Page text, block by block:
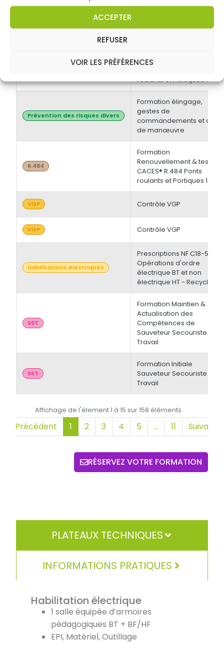
ACCEPTER
REFUSER
VOIR LES PRÉFÉRENCES
Manoeuvre -
Formation Initiale & tests
roulants et Portiques 1
Prévention des risques divers
Formation élingage,
gestes de
commandements et chef
de manœuvre
R.484
Formation
Renouvellement & tests
CACES® R.484 Ponts
roulants et Portiques 1
VGP Contrôle VGP
VGP Contrôle VGP
Habilitations électriques
Prescriptions NF C18-510 -
Opérations d'ordre
électrique BT et non
électrique HT - Recyclage
SST
Formation Maintien &
Actualisation des
Compétences de
Sauveteur Secouriste du
Travail
SST
Formation Initiale
Sauveteur Secouriste du
Travail
Affichage de l'élement 1 à 15 sur 158 éléments
Précédent 1 2 3 4 5 … 11 Suivant
RÉSERVEZ VOTRE FORMATION
PLATEAUX TECHNIQUES
INFORMATIONS PRATIQUES
Habilitation électrique
1 salle équipée d’armoires
pédagogiques BT + BF/HF
EPI, Matériel, Outillage